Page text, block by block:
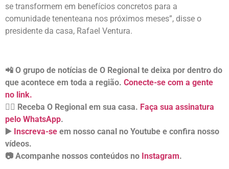
se transformem em benefícios concretos para a
comunidade tenenteana nos próximos meses”, disse o
presidente da casa, Rafael Ventura.
📲 O grupo de notícias de O Regional te deixa por dentro do
que acontece em toda a região. Conecte-se com a gente
no link.
👉🏻 Receba O Regional em sua casa. Faça sua assinatura
pelo WhatsApp.
▶️ Inscreva-se em nosso canal no Youtube e confira nosso
vídeos.
📷 Acompanhe nossos conteúdos no Instagram.